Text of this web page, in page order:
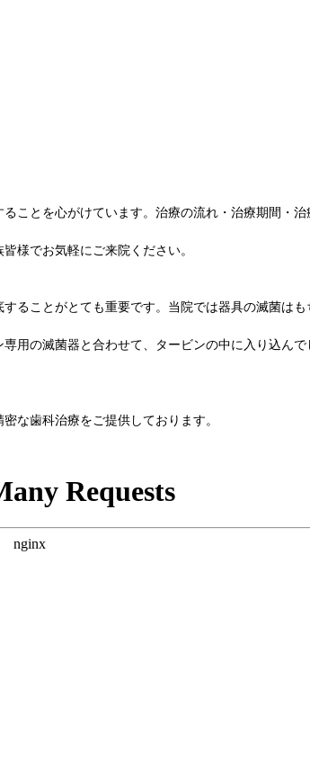
ことを心がけています。治療の流れ・治療期間・
様でお気軽にご来院ください。
ことがとても重要です。当院では器具の滅菌は
用の滅菌器と合わせて、タービンの中に入り込ん
な歯科治療をご提供しております。